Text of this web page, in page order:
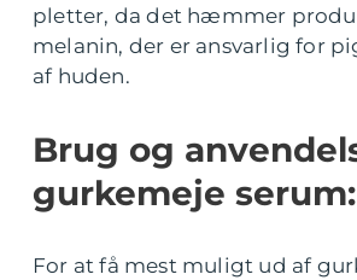
pletter, da det hæmmer
melanin, der er ansvarlig for
af huden.
Brug og
gurkemeje serum:
For at få mest muligt ud af